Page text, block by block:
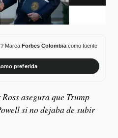
Marca Forbes Colombiacomo fuente
preferida
asegura que Trump
si no dejaba de subir